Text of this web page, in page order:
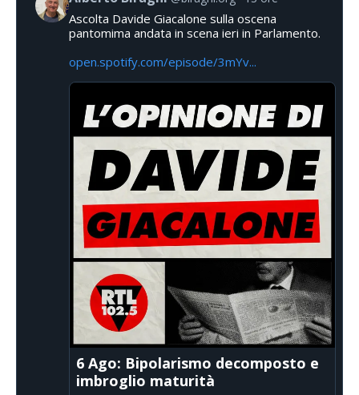
Ascolta Davide Giacalone sulla oscena
pantomima andata in scena ieri in Parlamento.
open.spotify.com/episode/3mYv...
6 Ago: Bipolarismo decomposto e
imbroglio maturità